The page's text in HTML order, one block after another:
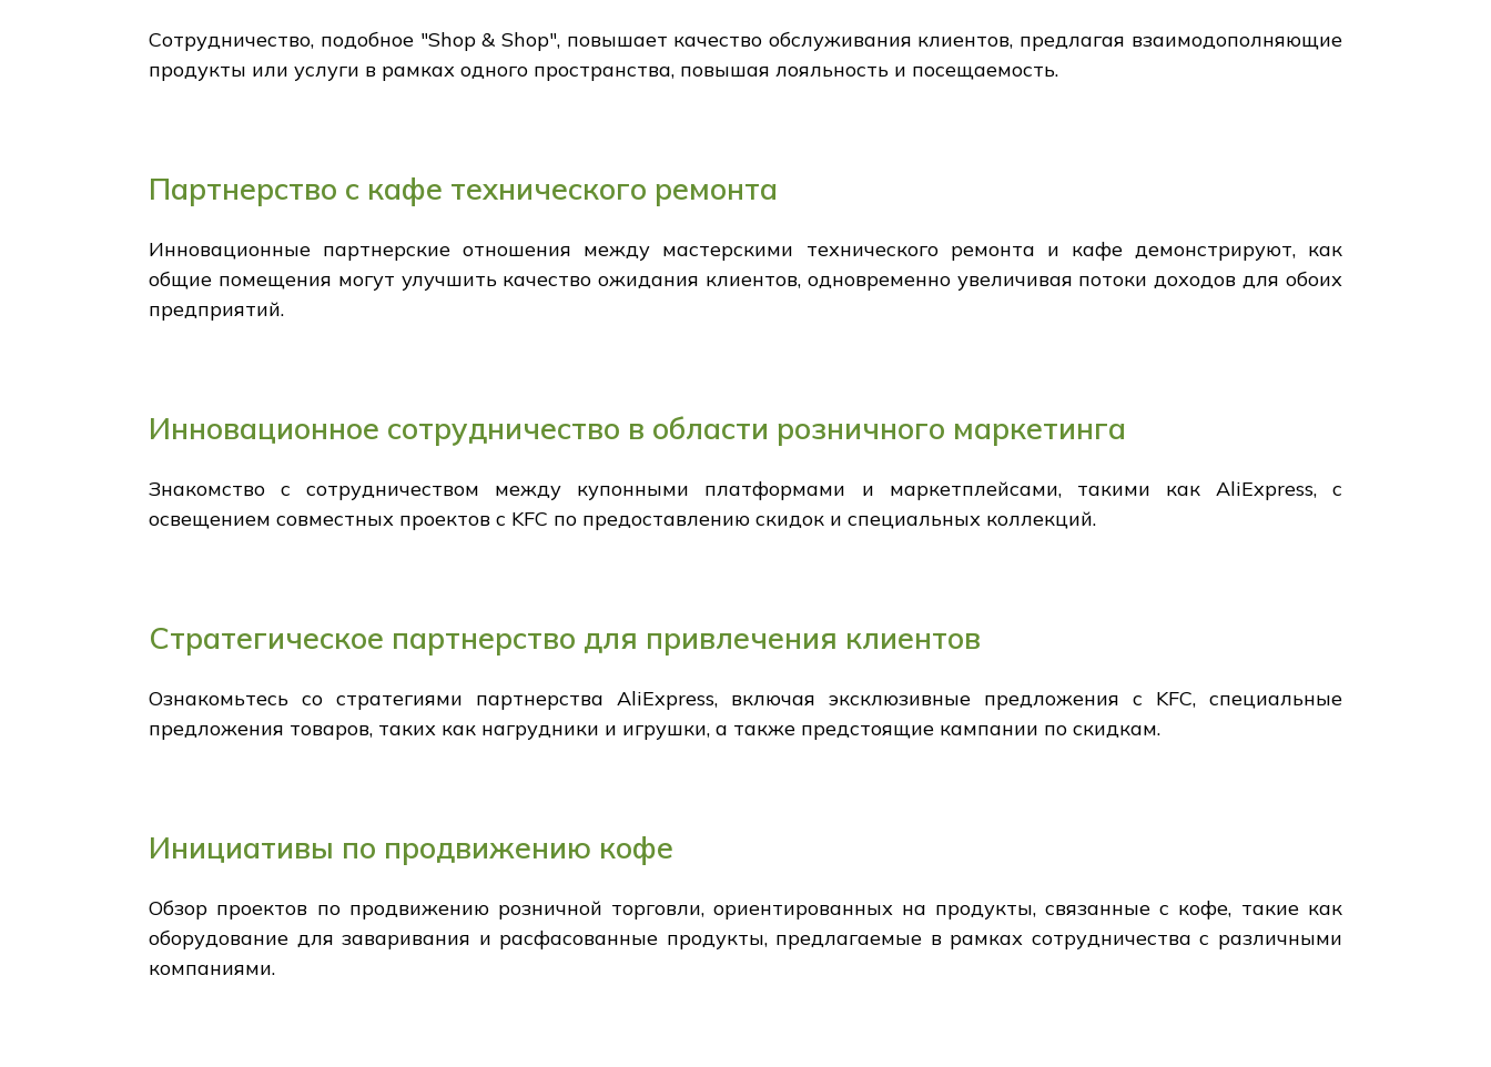
Сотрудничество, подобное "Shop & Shop", повышает качество обслуживания клиентов, предлагая взаимодополняющие
продукты или услуги в рамках одного пространства, повышая лояльность и посещаемость.
Партнерство с кафе технического ремонта
Инновационные партнерские отношения между мастерскими технического ремонта и кафе демонстрируют, как
общие помещения могут улучшить качество ожидания клиентов, одновременно увеличивая потоки доходов для обоих
предприятий.
Инновационное сотрудничество в области розничного маркетинга
Знакомство с сотрудничеством между купонными платформами и маркетплейсами, такими как AliExpress, с
освещением совместных проектов с KFC по предоставлению скидок и специальных коллекций.
Стратегическое партнерство для привлечения клиентов
Ознакомьтесь со стратегиями партнерства AliExpress, включая эксклюзивные предложения с KFC, специальные
предложения товаров, таких как нагрудники и игрушки, а также предстоящие кампании по скидкам.
Инициативы по продвижению кофе
Обзор проектов по продвижению розничной торговли, ориентированных на продукты, связанные с кофе, такие как
оборудование для заваривания и расфасованные продукты, предлагаемые в рамках сотрудничества с различными
компаниями.